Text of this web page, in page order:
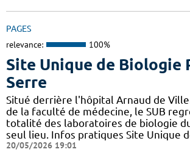
PAGES
relevance: 100%
Site Unique de Biologie
Serre
Situé derrière l'hôpital Arnaud de
de la faculté de médecine, le SUB
totalité des laboratoires de biologie
seul lieu. Infos pratiques Site Unique
20/05/2026 19:01